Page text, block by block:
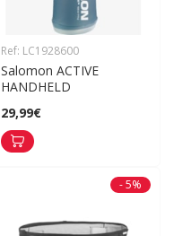
Ref: LC1928600
Salomon ACTIVE
HANDHELD
29,99€
- 5%